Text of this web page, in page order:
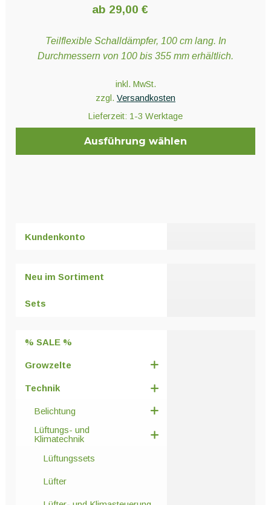
ab 29,00€
Teilflexible Schalldämpfer, 100 cm lang. In
Durchmessern von 100 bis 355 mm erhältlich.
inkl. MwSt.
zzgl. Versandkosten
Lieferzeit: 1-3 Werktage
Ausführung wählen
auf.
auf
gewählt
werden
Kundenkonto
Neu im Sortiment
Sets
% SALE %
Growzelte
Technik
Belichtung
Lüftungs- und
Klimatechnik
Lüftungssets
Lüfter